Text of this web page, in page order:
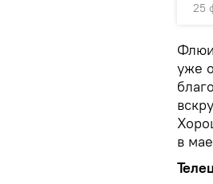
25
уже
в